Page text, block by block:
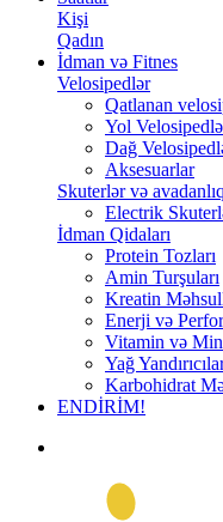
Kişi
Qadın
İdman və Fitnes
Velosipedlər
Qatlanan
Yol
Dağ
Aksesuarlar
Skuterlər və
Electrik
İdman Qidaları
Protein Tozları
Amin Turşuları
Kreatin
Enerji və
Vitamin və
Yağ
Karbohidrat
ENDİRİM!